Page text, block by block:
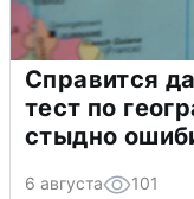
Справится
тест по
стыдно
6 августа 101